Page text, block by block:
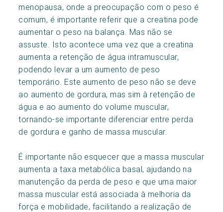
menopausa, onde a preocupação com o peso é
comum, é importante referir que a creatina pode
aumentar o peso na balança. Mas não se
assuste. Isto acontece uma vez que a creatina
aumenta a retenção de água intramuscular,
podendo levar a um aumento de peso
temporário. Este aumento de peso não se deve
ao aumento de gordura, mas sim à retenção de
água e ao aumento do volume muscular,
tornando-se importante diferenciar entre perda
de gordura e ganho de massa muscular.
É importante não esquecer que a massa muscular
aumenta a taxa metabólica basal, ajudando na
manutenção da perda de peso e que uma maior
massa muscular está associada à melhoria da
força e mobilidade, facilitando a realização de